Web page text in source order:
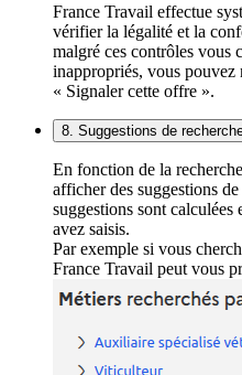
France Travail effectue
vérifier la légalité et la
malgré ces contrôles vous
inappropriés, vous pouvez
« Signaler cette offre ».
8. Suggestions de
En fonction de la
afficher des suggestions
suggestions sont
avez saisis.
Par exemple si vous
France Travail peut vous